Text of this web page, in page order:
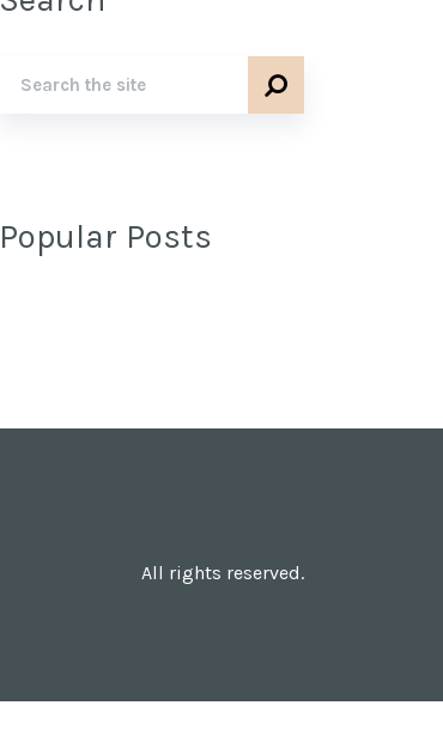
Popular Posts
All rights reserved.